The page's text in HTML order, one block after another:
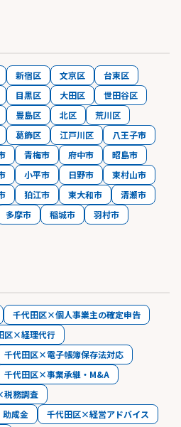
新宿区 文京区
台東区
目黒区 大田区
世田谷区
豊島区 北区
荒川区
葛飾区 江戸川区
八王子市
青梅市 府中市
昭島市
小平市 日野市
東村山市
狛江市 東大和市
清瀬市
多摩市 稲城市
羽村市
千代田区×個人事業主の確定申告
区×経理代行
千代田区×電子帳簿保存法対応
千代田区×事業承継・M&A
務調査
成金
千代田区×経営アドバイス